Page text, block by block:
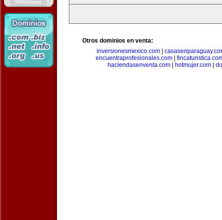
Otros dominios en venta:
inversionesmexico.com
encuentraprofesionales.com
haciendasenventa.com| hotmujer.com|